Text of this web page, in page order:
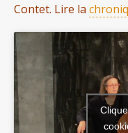
Contet. Lire la